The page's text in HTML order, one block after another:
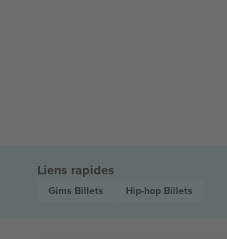
Liens rapides
Gims Billets Hip-hop Billets